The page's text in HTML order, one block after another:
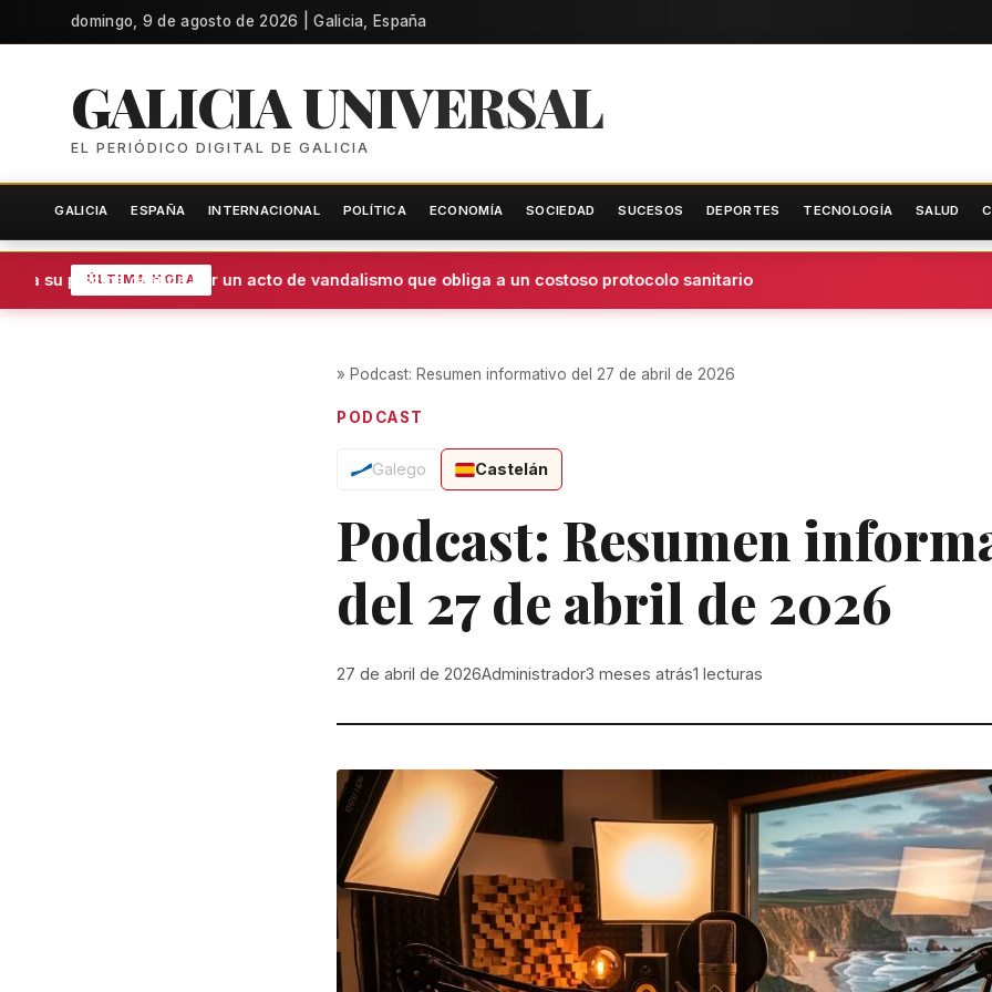
domingo, 9 de agosto de 2026 | Galicia, España
GALICIA UNIVERSAL
EL PERIÓDICO DIGITAL DE GALICIA
GALICIA ESPAÑA INTERNACIONAL POLÍTICA ECONOMÍA SOCIEDAD SUCESOS DEPORTES TECNOLOGÍA SALUD
ÚLTIMA HORA
su piscina grande por un acto de vandalismo que obliga a un costoso protocolo sanitario
» Podcast: Resumen informativo del 27 de abril de 2026
PODCAST
Galego Castelán
Podcast: Resumen
del 27 de abril de 2026
27 de abril de 2026Administrador3 meses atrás1 lecturas